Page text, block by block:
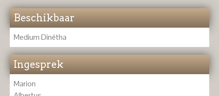
Beschikbaar
Medium Dinétha
Ingesprek
Marion